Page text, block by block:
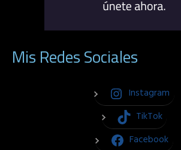
Mis Redes Sociales
Instagram
TikTok
Facebook